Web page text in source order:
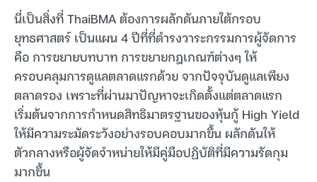
นี่เป็นสิ่งที่ ThaiBMA ต้องการผลักดันภายใต้กรอบ
ยุทธศาสตร์ เป็นแผน 4 ปีที่ที่ดำรงวาระกรรมการผู้จัดการ
คือ การขยายบทบาท การขยายกฎเกณฑ์ต่างๆ ให้
ครอบคลุมการดูแลตลาดแรกด้วย จากปัจจุบันดูแลเพียง
ตลาดรอง เพราะที่ผ่านมาปัญหาจะเกิดตั้งแต่ตลาดแรก
เริ่มต้นจากการกำหนดสิทธิมาตรฐานของหุ้นกู้ High Yield
ให้มีความระมัดระวังอย่างรอบคอบมากขึ้น ผลักดันให้
ตัวกลางหรือผู้จัดจำหน่ายให้มีคู่มือปฏิบัติที่มีความรัดกุม
มากขึ้น